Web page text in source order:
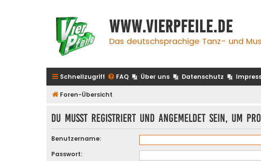
www.vierpfeile.de
Das deutschsprachige Tanz- und
Schnellzugriff FAQ Über uns Datenschutz
Foren-Übersicht
Du musst registriert und angemeldet sein, um
Benutzername:
Passwort: